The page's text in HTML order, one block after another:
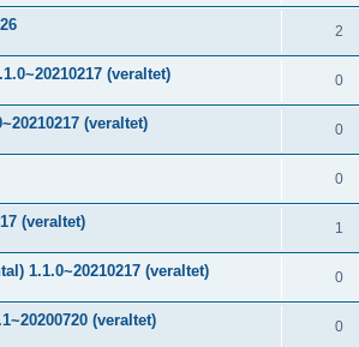
2
(veraltet) 0
(veraltet) 0
0
(veraltet) 1
1.1.0~20210217 (veraltet) 0
(veraltet) 0